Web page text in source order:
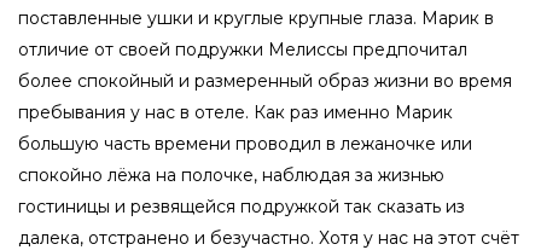
поставленные ушки и круглые крупные глаза. Марик в
отличие от своей подружки Мелиссы предпочитал
более спокойный и размеренный образ жизни во время
пребывания у нас в отеле. Как раз именно Марик
большую часть времени проводил в лежаночке или
спокойно лёжа на полочке, наблюдая за жизнью
гостиницы и резвящейся подружкой так сказать из
далека, отстранено и безучастно. Хотя у нас на этот счёт